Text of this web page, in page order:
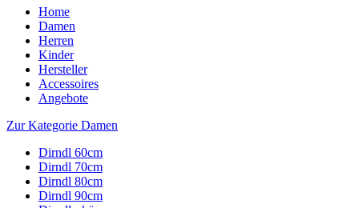
Home
Damen
Herren
Kinder
Hersteller
Accessoires
Angebote
Zur Kategorie Damen
Dirndl 60cm
Dirndl 70cm
Dirndl 80cm
Dirndl 90cm